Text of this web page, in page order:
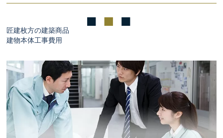
匠建枚方の建築商品
建物本体工事費用